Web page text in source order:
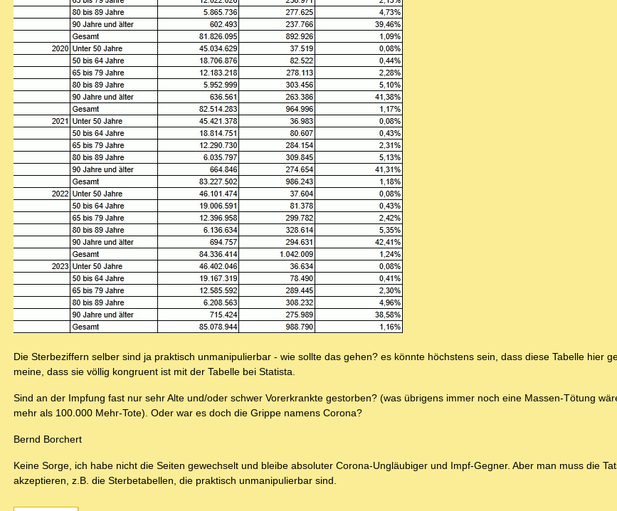
Die Sterbeziffern selber sind ja praktisch unmanipulierbar - wie sollte das gehen? es könnte höchstens sein, dass diese Tabelle hier
meine, dass sie völlig kongruent ist mit der Tabelle bei Statista.
Sind an der Impfung fast nur sehr Alte und/oder schwer Vorerkrankte gestorben? (was übrigens immer noch eine Massen-Tötung
mehr als 100.000 Mehr-Tote). Oder war es doch die Grippe namens Corona?
Bernd Borchert
Keine Sorge, ich habe nicht die Seiten gewechselt und bleibe absoluter Corona-Ungläubiger und Impf-Gegner. Aber man muss die
akzeptieren, z.B. die Sterbetabellen, die praktisch unmanipulierbar sind.